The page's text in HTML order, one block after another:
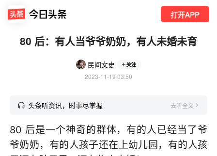
打开APP
80 后：有人当爷爷奶奶，有人未婚未育
民间文史 关注
2023-11-19 03:50
头条听资讯，时事尽掌握 去听全文
80 后是一个神奇的群体，有的人已经当了爷
爷奶奶，有的人孩子还在上幼儿园，有的人孩